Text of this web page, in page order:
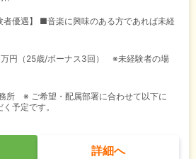
者優遇】 ■音楽に興味のある方であれば未経
円（25歳/ボーナス3回） ※未経験者の場
所 ※ ご希望・配属部署に合わせて以下に
予定です。
詳細へ